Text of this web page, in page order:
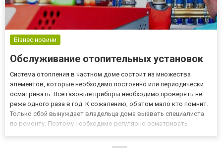
Бізнес новини
Обслуживание отопительных установок
Система отопления в частном доме состоит из множества
элементов, которые необходимо постоянно или периодически
осматривать. Все газовые приборы необходимо проверять не
реже одного раза в год. К сожалению, об этом мало кто помнит.
Только сбой вынуждает владельца дома вызвать специалиста
по ремонту. Поэтому необходимо регулярно осматривать